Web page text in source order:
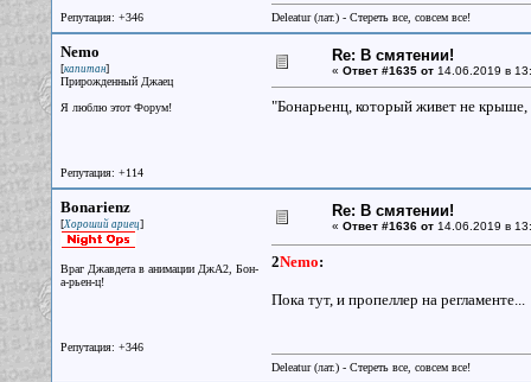
Репутация: +346 Deleatur (лат.) - Стереть все, совсем все!
Nemo
[капитан]
Прирожденный Джаец
Я люблю этот Форум!
Репутация: +114
Re: В смятении!
« Ответ #1635 от14.06.2019 в
"Бонарьенц, который живет не крыше,
Bonarienz
[Хороший ариец]
Враг Джавдета в анимации ДжА2, Бон-
а-рьен-ц!
Репутация: +346
Re: В смятении!
« Ответ #1636 от14.06.2019 в
2Nemo:
Пока тут, и пропеллер на регламенте...
Deleatur (лат.) - Стереть все, совсем все!